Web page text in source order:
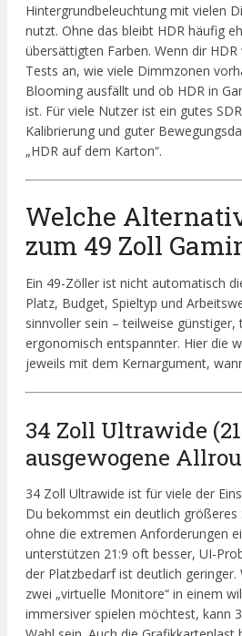
Hintergrundbeleuchtung mit vielen
nutzt. Ohne das bleibt HDR häufig
übersättigten Farben. Wenn dir
Tests an, wie viele Dimmzonen
Blooming ausfällt und ob HDR in
ist. Für viele Nutzer ist ein gutes
Kalibrierung und guter
„HDR auf dem Karton“.
Welche
zum 49 Zoll
Ein 49-Zöller ist nicht automatisch
Platz, Budget, Spieltyp und
sinnvoller sein – teilweise
ergonomisch entspannter. Hier die
jeweils mit dem Kernargument,
34 Zoll Ultrawide
ausgewogene
34 Zoll Ultrawide ist für viele der
Du bekommst ein deutlich größeres
ohne die extremen Anforderungen
unterstützen 21:9 oft besser, UI-
der Platzbedarf ist deutlich
zwei „virtuelle Monitore“ in einem
immersiver spielen möchtest, kann